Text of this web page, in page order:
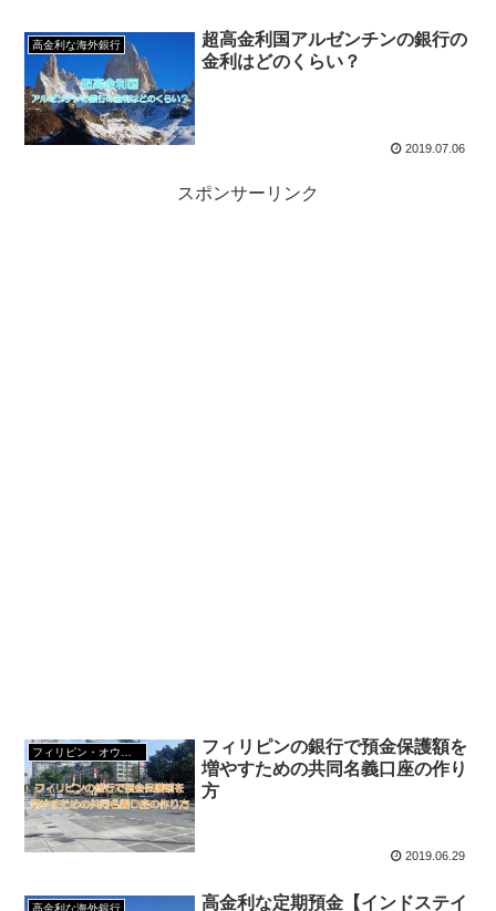
高金利な海外銀行
超高金利国アルゼンチンの銀行の
金利はどのくらい？
2019.07.06
スポンサーリンク
フィリピン・オウン銀行
フィリピンの銀行で預金保護額を
増やすための共同名義口座の作り
方
2019.06.29
高金利な海外銀行 高金利な定期預金【インドステイ